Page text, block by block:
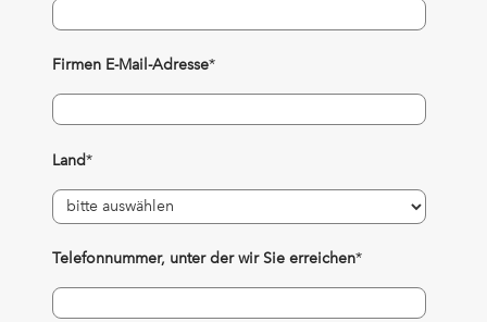
Firmen E-Mail-Adresse*
Land*
Telefonnummer, unter der wir Sie erreichen*